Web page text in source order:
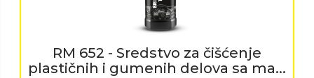
RM 652 - Sredstvo za čišćenje
plastičnih i gumenih delova sa ma...